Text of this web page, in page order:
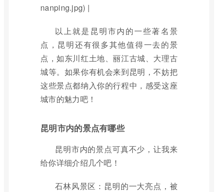
nanping.jpg) |
以上就是昆明市内的一些著名景
点，昆明还有很多其他值得一去的景
点，如东川红土地、丽江古城、大理古
城等。如果你有机会来到昆明，不妨把
这些景点都纳入你的行程中，感受这座
城市的魅力吧！
昆明市内的景点有哪些
昆明市内的景点可真不少，让我来
给你详细介绍几个吧！
石林风景区：昆明的一大亮点，被